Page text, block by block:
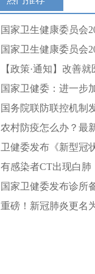
国家卫生健康委员会
字实录
国家卫生健康委员会
字实录
【政策·通知】改善
20项重点任务！
国家卫健委：进一步
设备等物资准备
国务院联防联控机制
动态服务和“关口前移
农村防疫怎么办？最
卫健委发布《新型冠
专家指引（第一版）》
有感染者CT出现白肺
是奥密克戎导致的吗
国家卫健委发布诊所
重磅！新冠肺炎更名